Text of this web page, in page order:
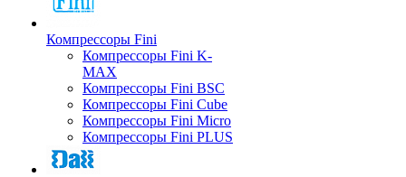
Компрессоры Fini
Компрессоры Fini K-
MAX
Компрессоры Fini BSC
Компрессоры Fini Cube
Компрессоры Fini Micro
Компрессоры Fini PLUS